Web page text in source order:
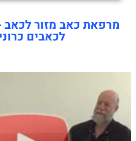
מרפאת כאב מזור לכאב
לכאבים